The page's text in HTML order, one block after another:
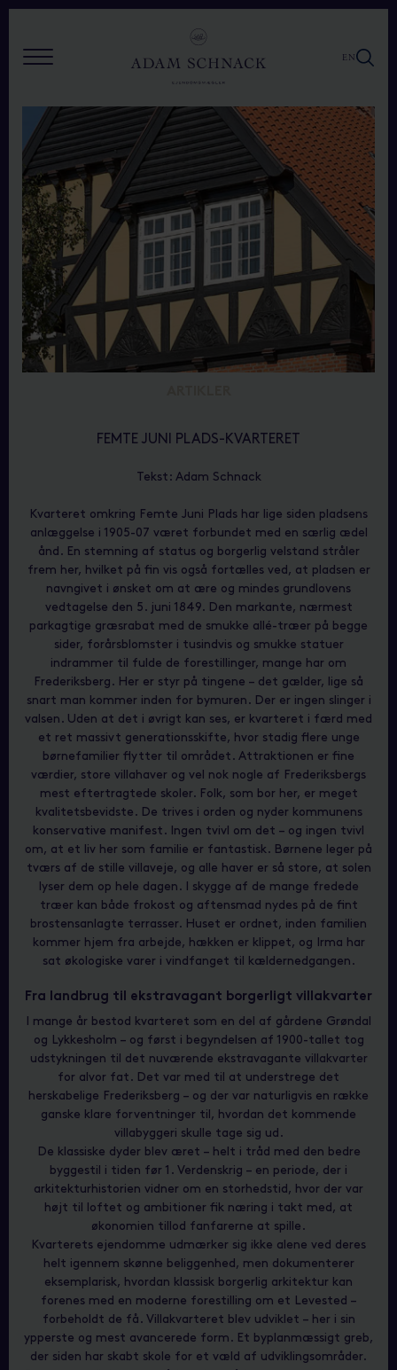
EN
FEMTE JUNI PLADS-KVARTERET
Tekst: Adam Schnack
Kvarteret omkring Femte Juni Plads har lige siden pladsens
anlæggelse i 1905-07 været forbundet med en særlig ædel
ånd. En stemning af status og borgerlig velstand stråler
frem her, hvilket på fin vis også fortælles ved, at pladsen er
navngivet i ønsket om at ære og mindes grundlovens
vedtagelse den 5. juni 1849. Den markante, nærmest
parkagtige græsrabat med de smukke allé-træer på begge
sider, forårsblomster i tusindvis og smukke statuer
indrammer til fulde de forestillinger, mange har om
Frederiksberg. Her er styr på tingene – det gælder, lige så
snart man kommer inden for bymuren. Der er ingen slinger i
valsen. Uden at det i øvrigt kan ses, er kvarteret i færd med
et ret massivt generationsskifte, hvor stadig flere unge
børnefamilier flytter til området. Attraktionen er fine
værdier, store villahaver og vel nok nogle af Frederiksbergs
mest eftertragtede skoler. Folk, som bor her, er meget
kvalitetsbevidste. De trives i orden og nyder kommunens
konservative manifest. Ingen tvivl om det – og ingen tvivl
om, at et liv her som familie er fantastisk. Børnene leger på
tværs af de stille villaveje, og alle haver er så store, at solen
lyser dem op hele dagen. I skygge af de mange fredede
træer kan både frokost og aftensmad nydes på de fint
brostensanlagte terrasser. Huset er ordnet, inden familien
kommer hjem fra arbejde, hækken er klippet, og Irma har
sat økologiske varer i vindfanget til kældernedgangen.
Fra landbrug til ekstravagant borgerligt villakvarter
I mange år bestod kvarteret som en del af gårdene Grøndal
og Lykkesholm – og først i begyndelsen af 1900-tallet tog
udstykningen til det nuværende ekstravagante villakvarter
for alvor fat. Det var med til at understrege det
herskabelige Frederiksberg – og der var naturligvis en række
ganske klare forventninger til, hvordan det kommende
villabyggeri skulle tage sig ud.
De klassiske dyder blev æret – helt i tråd med den bedre
byggestil i tiden før 1. Verdenskrig – en periode, der i
arkitekturhistorien vidner om en storhedstid, hvor der var
højt til loftet og ambitioner fik næring i takt med, at
økonomien tillod fanfarerne at spille.
Kvarterets ejendomme udmærker sig ikke alene ved deres
helt igennem skønne beliggenhed, men dokumenterer
eksemplarisk, hvordan klassisk borgerlig arkitektur kan
forenes med en moderne forestilling om et Levested –
forbeholdt de få. Villakvarteret blev udviklet – her i sin
ypperste og mest avancerede form. Et byplanmæssigt greb,
der siden har skabt skole for et væld af udviklingsområder.